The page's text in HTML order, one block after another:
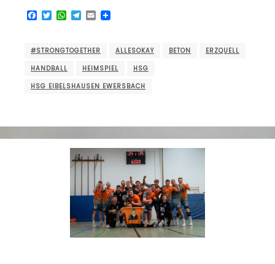
Facebook
TwitterWhatsApp
Telegram
Email
#STRONGTOGETHER ALLESOKAY BETON
ERZQUELL
HANDBALL
HEIMSPIEL
HSG
HSG EIBELSHAUSEN EWERSBACH